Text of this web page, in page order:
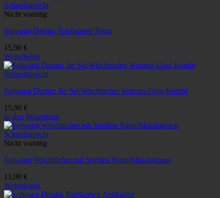
Schnellansicht
Nicht vorrätig
Solwang Design Topflappen Natur
15,90 €
Weiterlesen
Schnellansicht
Solwang Design 3er Set Wischtücher Warmes Grau Kombi
15,90 €
In den Warenkorb
Schnellansicht
Nicht vorrätig
Solwang Wischtücher mit Streifen Natur/Masalabraun
11,90 €
Weiterlesen